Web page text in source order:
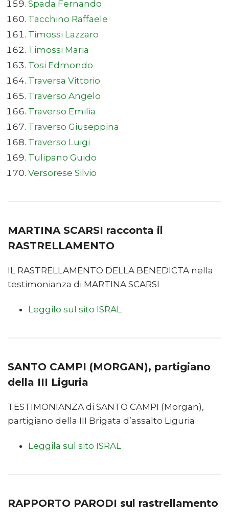
Spada Fernando
Tacchino Raffaele
Timossi Lazzaro
Timossi Maria
Tosi Edmondo
Traversa Vittorio
Traverso Angelo
Traverso Emilia
Traverso Giuseppina
Traverso Luigi
Tulipano Guido
Versorese Silvio
MARTINA SCARSI racconta il
RASTRELLAMENTO
IL RASTRELLAMENTO DELLA BENEDICTA nella
testimonianza di MARTINA SCARSI
Leggilo sul sito ISRAL
SANTO CAMPI (MORGAN), partigiano
della III Liguria
TESTIMONIANZA di SANTO CAMPI (Morgan),
partigiano della III Brigata d’assalto Liguria
Leggila sul sito ISRAL
RAPPORTO PARODI sul rastrellamento